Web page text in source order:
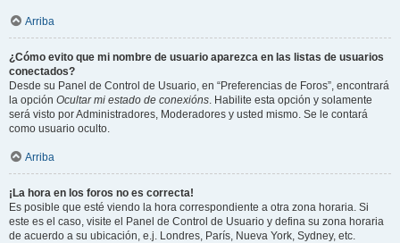
Arriba
¿Cómo evito que mi nombre de usuario aparezca en las listas de usuarios
conectados?
Desde su Panel de Control de Usuario, en “Preferencias de Foros”, encontrará
la opción Ocultar mi estado de conexións. Habilite esta opción y solamente
será visto por Administradores, Moderadores y usted mismo. Se le contará
como usuario oculto.
Arriba
¡La hora en los foros no es correcta!
Es posible que esté viendo la hora correspondiente a otra zona horaria. Si
este es el caso, visite el Panel de Control de Usuario y defina su zona horaria
de acuerdo a su ubicación, e.j. Londres, París, Nueva York, Sydney, etc.